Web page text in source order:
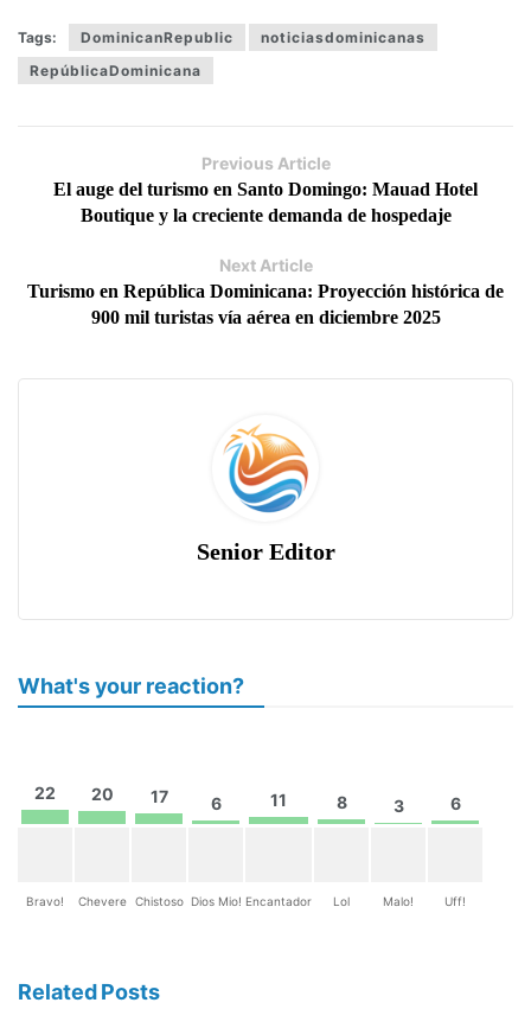
Tags: DominicanRepublic
noticiasdominicanas
RepúblicaDominicana
Previous Article
El auge del turismo en Santo Domingo: Mauad Hotel
Boutique y la creciente demanda de hospedaje
Next Article
Turismo en República Dominicana: Proyección histórica de
900 mil turistas vía aérea en diciembre 2025
Senior Editor
What's your reaction?
22
Bravo!
20
Chevere
17
Chistoso
6
Dios Mio!
11
Encantador
8
Lol
3
Malo!
6
Uff!
Related Posts